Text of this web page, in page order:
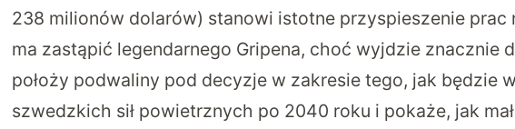
238 milionów dolarów) stanowi istotne przyspieszenie prac
ma zastąpić legendarnego Gripena, choć wyjdzie znacznie
położy podwaliny pod decyzje w zakresie tego, jak będzie
szwedzkich sił powietrznych po 2040 roku i pokaże, jak